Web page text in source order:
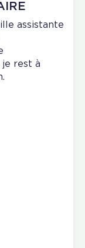
assistante
je rest à